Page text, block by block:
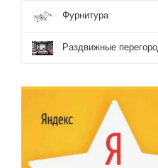
Фурнитура
Раздвижные